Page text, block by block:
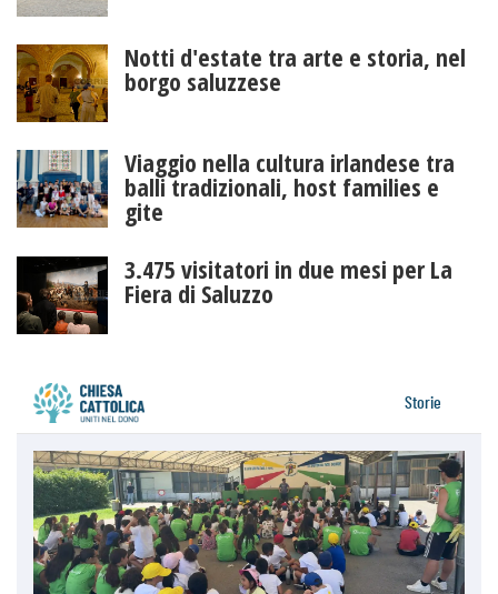
Notti d'estate tra arte e storia, nel
borgo saluzzese
Viaggio nella cultura irlandese tra
balli tradizionali, host families e
gite
3.475 visitatori in due mesi per La
Fiera di Saluzzo